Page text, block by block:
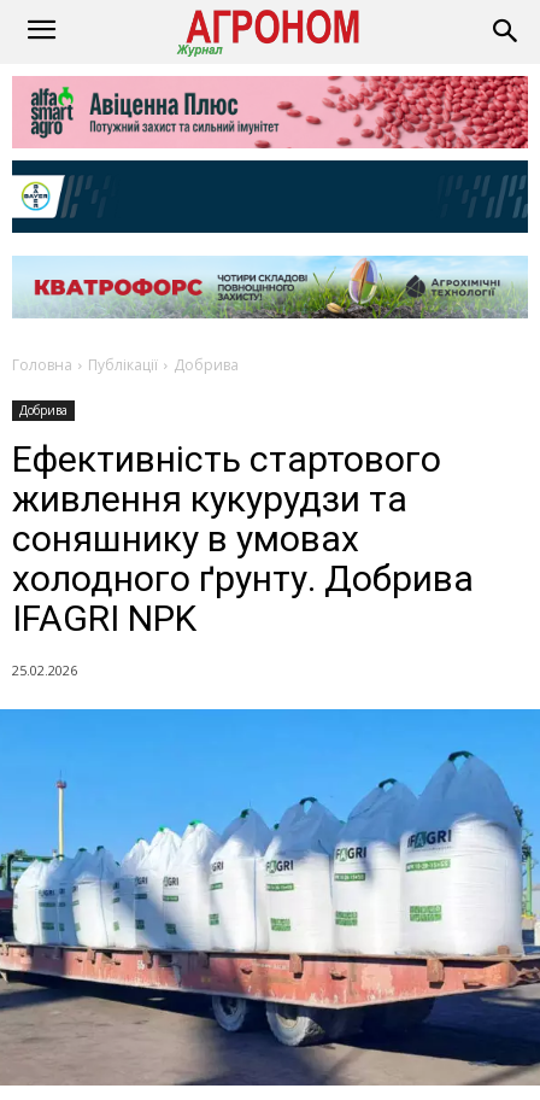
Головна Публікації Добрива
Добрива
Ефективність стартового
живлення кукурудзи та
соняшнику в умовах
холодного ґрунту. Добрива
IFAGRI NPK
25.02.2026